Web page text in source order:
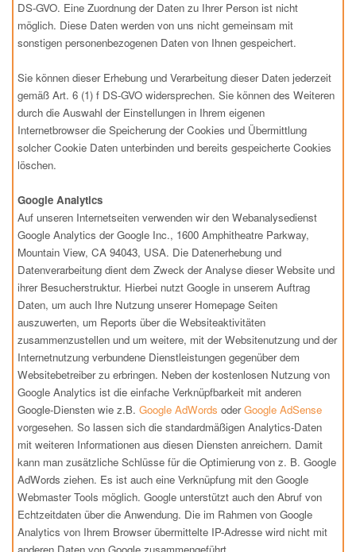
DS-GVO. Eine Zuordnung der Daten zu Ihrer Person ist nicht
möglich. Diese Daten werden von uns nicht gemeinsam mit
sonstigen personenbezogenen Daten von Ihnen gespeichert.
Sie können dieser Erhebung und Verarbeitung dieser Daten jederzeit
gemäß Art. 6 (1) f DS-GVO widersprechen. Sie können des Weiteren
durch die Auswahl der Einstellungen in Ihrem eigenen
Internetbrowser die Speicherung der Cookies und Übermittlung
solcher Cookie Daten unterbinden und bereits gespeicherte Cookies
löschen.
Google Analytics
Auf unseren Internetseiten verwenden wir den Webanalysedienst
Google Analytics der Google Inc., 1600 Amphitheatre Parkway,
Mountain View, CA 94043, USA. Die Datenerhebung und
Datenverarbeitung dient dem Zweck der Analyse dieser Website und
ihrer Besucherstruktur. Hierbei nutzt Google in unserem Auftrag
Daten, um auch Ihre Nutzung unserer Homepage Seiten
auszuwerten, um Reports über die Websiteaktivitäten
zusammenzustellen und um weitere, mit der Websitenutzung und der
Internetnutzung verbundene Dienstleistungen gegenüber dem
Websitebetreiber zu erbringen. Neben der kostenlosen Nutzung von
Google Analytics ist die einfache Verknüpfbarkeit mit anderen
Google-Diensten wie z.B. Google AdWords oderGoogle AdSense
vorgesehen. So lassen sich die standardmäßigen Analytics-Daten
mit weiteren Informationen aus diesen Diensten anreichern. Damit
kann man zusätzliche Schlüsse für die Optimierung von z. B. Google
AdWords ziehen. Es ist auch eine Verknüpfung mit den Google
Webmaster Tools möglich. Google unterstützt auch den Abruf von
Echtzeitdaten über die Anwendung. Die im Rahmen von Google
Analytics von Ihrem Browser übermittelte IP-Adresse wird nicht mit